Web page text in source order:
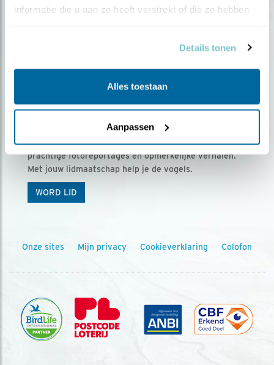
informatie die u aan ze heeft verstrekt of die ze hebben
Details tonen
Alles toestaan
Aanpassen
Ontvang 5 x Vogels voor € 36,00 per jaar
Vogels is het tijdschrift voor onze leden, met
prachtige fotoreportages en opmerkelijke verhalen.
Met jouw lidmaatschap help je de vogels.
WORD LID
Onze sites Mijn privacy Cookieverklaring Colofon